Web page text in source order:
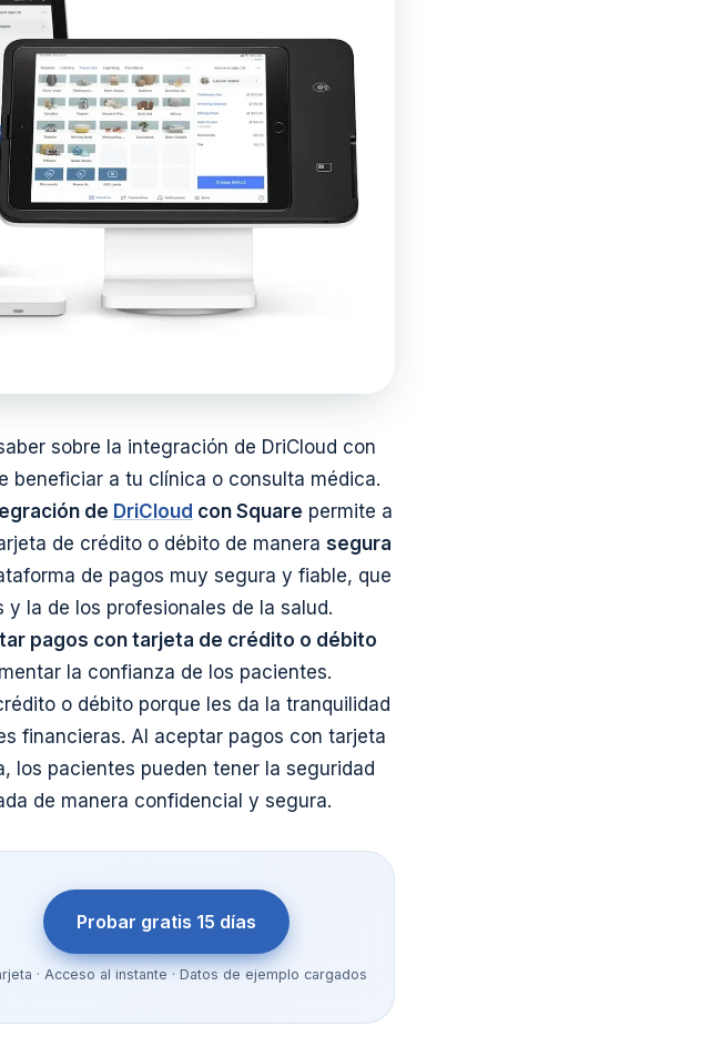
sobre la integración de DriCloud con
beneficiar a tu clínica o consulta médica.
de DriCloud con Square permite a
de crédito o débito de manera segura
de pagos muy segura y fiable, que
la de los profesionales de la salud.
pagos con tarjeta de crédito o débito
la confianza de los pacientes.
o débito porque les da la tranquilidad
financieras. Al aceptar pagos con tarjeta
los pacientes pueden tener la seguridad
de manera confidencial y segura.
Probar gratis 15 días
· Acceso al instante · Datos de ejemplo cargados